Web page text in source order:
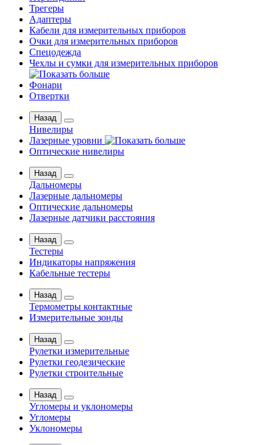
Трегеры
Адаптеры
Кабели для измерительных приборов
Очки для измерительных приборов
Спецодежда
Чехлы и сумки для измерительных приборов
Фонари
Отвертки
Назад
Нивелиры
Лазерные уровни
Оптические нивелиры
Назад
Дальномеры
Лазерные дальномеры
Оптические дальномеры
Лазерные датчики расстояния
Назад
Тестеры
Индикаторы напряжения
Кабельные тестеры
Назад
Термометры контактные
Измерительные зонды
Назад
Рулетки измерительные
Рулетки геодезические
Рулетки строительные
Назад
Угломеры и уклономеры
Угломеры
Уклономеры